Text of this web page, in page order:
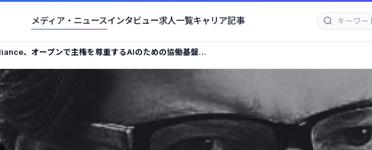
メディア・ニュースインタビュー求人一覧キャリア記事
、オープンで主権を尊重するAIのための協働基盤